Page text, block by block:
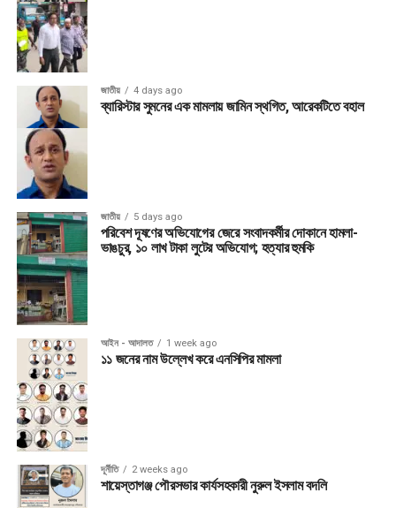
জাতীয় 4 days ago
ব্যারিস্টার সুমনের এক মামলায় জামিন স্থগিত, আরেকটিতে বহাল
জাতীয় 5 days ago
পরিবেশ দূষণের অভিযোগের জেরে সংবাদকর্মীর দোকানে হামলা-
ভাঙচুর, ১০ লাখ টাকা লুটের অভিযোগ; হত্যার হুমকি
আইন - আদালত 1 week ago
১১ জনের নাম উল্লেখ করে এনসিপির মামলা
দূর্নীতি 2 weeks ago
শায়েস্তাগঞ্জ পৌরসভার কার্যসহকারী নুরুল ইসলাম বদলি